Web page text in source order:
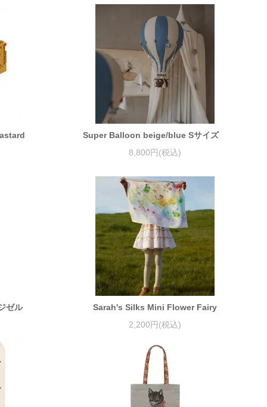
Super Balloon beige/blue Sサイズ
8,800円(税込)
ゼル
Sarah's Silks Mini Flower Fairy
2,200円(税込)